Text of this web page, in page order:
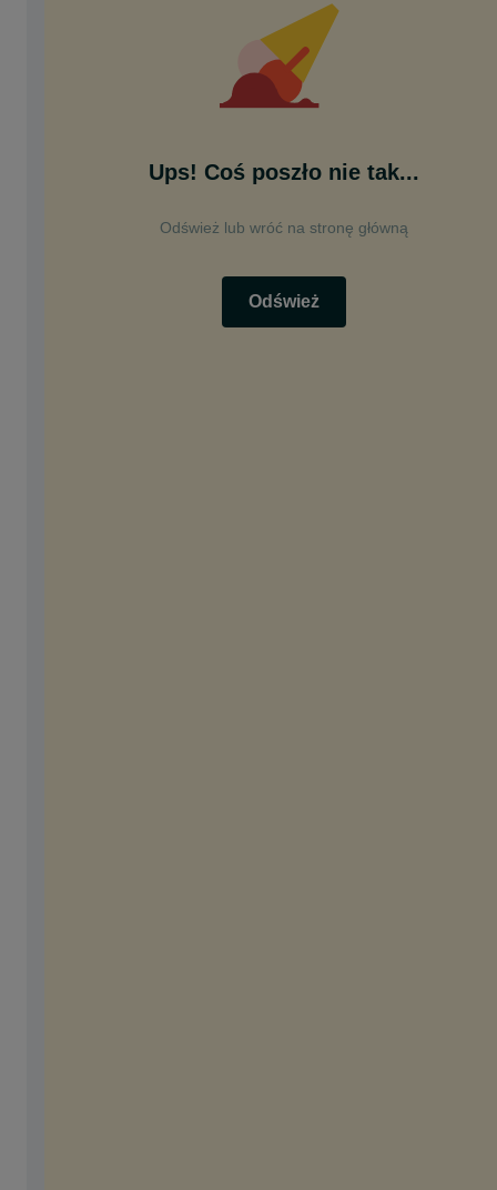
Ups! Coś poszło nie tak...
Odśwież lub wróć na stronę główną
Odśwież